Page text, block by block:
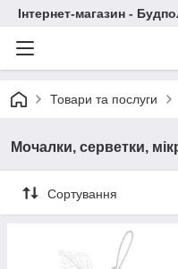
Інтернет-магазин -
Товари та послуги
Мочалки, серветки,
Сортування